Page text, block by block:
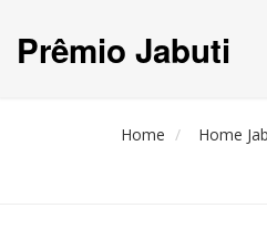
Prêmio Jabuti
Home Home